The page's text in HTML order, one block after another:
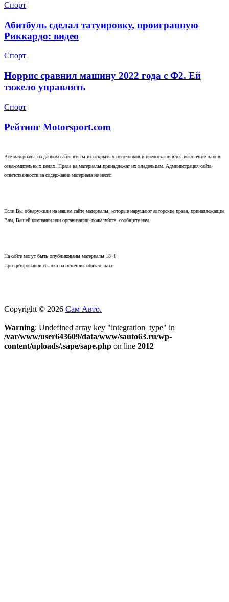
Спорт
Абитбуль сделал татуировку, проигранную
Риккардо: видео
Спорт
Норрис сравнил машину 2022 года с Ф2. Ей
тяжело управлять
Спорт
Рейтинг Motorsport.com
Все материалы на данном сайте взяты из открытых источников и предоставляются исключительно в
ознакомительных целях. Права на материалы принадлежат их владельцам. Администрация сайта
ответственности за содержание материала не несет.
Если Вы обнаружили на нашем сайте материалы, которые нарушают авторские права, принадлежащие
Вам, Вашей компании или организации, пожалуйста, сообщите нам.
На сайте могут быть опубликованы материалы 18+!
При цитировании ссылка на источник обязательна.
Copyright © 2026 Сам Авто.
Warning: Undefined array key "integration_type" in
/var/www/user643609/data/www/sauto63.ru/wp-
content/uploads/.sape/sape.php on line 2012